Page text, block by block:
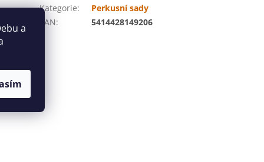
a
mini
1,3
Kategorie:
Perkusní sady
EAN: 5414428149206